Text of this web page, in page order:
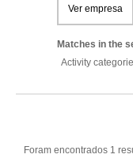
Ver empresa
Matches in the
Activity
Foram encontrados 1